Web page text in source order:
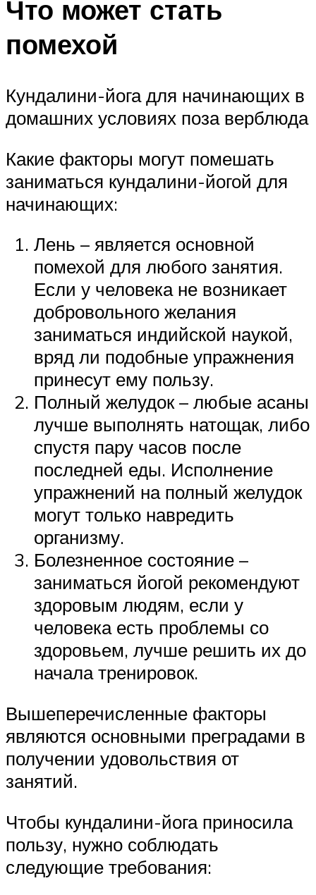
Что может стать
помехой
Кундалини-йога для начинающих в
домашних условиях поза верблюда
Какие факторы могут помешать
заниматься кундалини-йогой для
начинающих:
Лень – является основной
помехой для любого занятия.
Если у человека не возникает
добровольного желания
заниматься индийской наукой,
вряд ли подобные упражнения
принесут ему пользу.
Полный желудок – любые асаны
лучше выполнять натощак, либо
спустя пару часов после
последней еды. Исполнение
упражнений на полный желудок
могут только навредить
организму.
Болезненное состояние –
заниматься йогой рекомендуют
здоровым людям, если у
человека есть проблемы со
здоровьем, лучше решить их до
начала тренировок.
Вышеперечисленные факторы
являются основными преградами в
получении удовольствия от
занятий.
Чтобы кундалини-йога приносила
пользу, нужно соблюдать
следующие требования: